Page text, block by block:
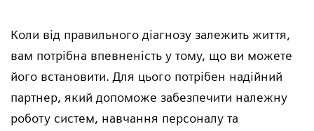
Коли від правильного діагнозу залежить життя,
вам потрібна впевненість у тому, що ви можете
його встановити. Для цього потрібен надійний
партнер, який допоможе забезпечити належну
роботу систем, навчання персоналу та